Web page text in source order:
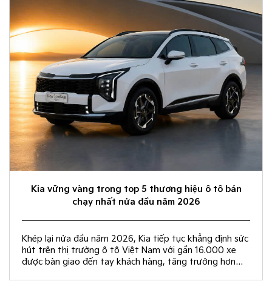
Kia vững vàng trong top 5 thương hiệu ô tô bán
chạy nhất nửa đầu năm 2026
Khép lại nửa đầu năm 2026, Kia tiếp tục khẳng định sức
hút trên thị trường ô tô Việt Nam với gần 16.000 xe
được bàn giao đến tay khách hàng, tăng trưởng hơn